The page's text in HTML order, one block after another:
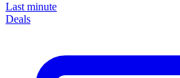
Last minute
Deals